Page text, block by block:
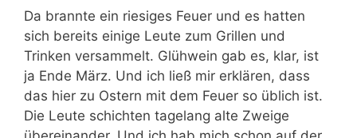
Da brannte ein riesiges Feuer und es hatten
sich bereits einige Leute zum Grillen und
Trinken versammelt. Glühwein gab es, klar, ist
ja Ende März. Und ich ließ mir erklären, dass
das hier zu Ostern mit dem Feuer so üblich ist.
Die Leute schichten tagelang alte Zweige